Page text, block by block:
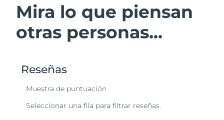
Mira lo que piensan
otras personas...